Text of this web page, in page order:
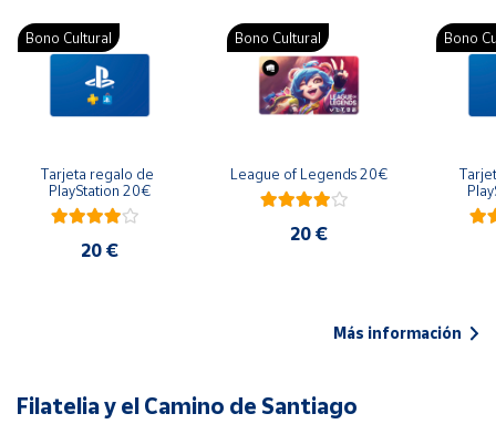
Bono Cultural
Tarjeta regalo de
PlayStation 20€
20 €
Bono Cultural
League of Legends 20€
20 €
Bono
Más información
Filatelia y el Camino de Santiago